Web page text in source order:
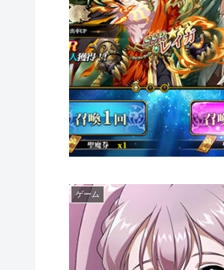
ゲーム